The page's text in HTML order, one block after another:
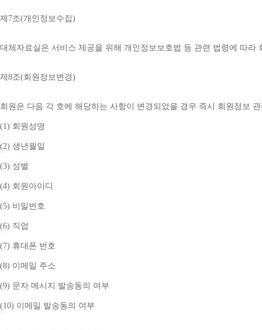
제 7조(개인정보수집)
대체자료실은 서비스 제공을 위해 개인정보보호법 등 관련 법령에 따라
제 8조(회원정보변경)
회원은 다음 각 호에 해당하는 사항이 변경되었을 경우 즉시 회원정보
(1) 회원성명
(2) 생년월일
(3) 성별
(4) 회원아이디
(5) 비밀번호
(6) 직업
(7) 휴대폰 번호
(8) 이메일 주소
(9) 문자 메시지 발송동의 여부
(10) 이메일 발송동의 여부